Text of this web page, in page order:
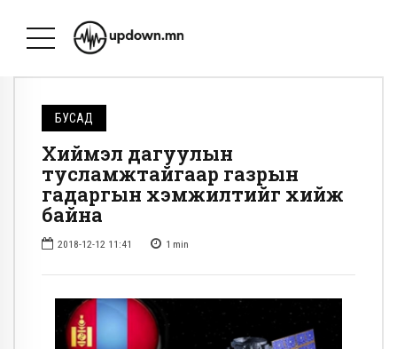
БУСАД
Хиймэл дагуулын
тусламжтайгаар газрын
гадаргын хэмжилтийг хийж
байна
2018-12-12 11:41 1 min